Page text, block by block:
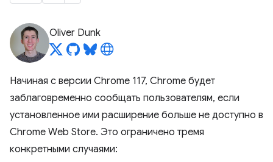
Oliver Dunk
Начиная с версии Chrome 117, Chrome будет
заблаговременно сообщать пользователям, если
установленное ими расширение больше не доступно в
Chrome Web Store. Это ограничено тремя
конкретными случаями: